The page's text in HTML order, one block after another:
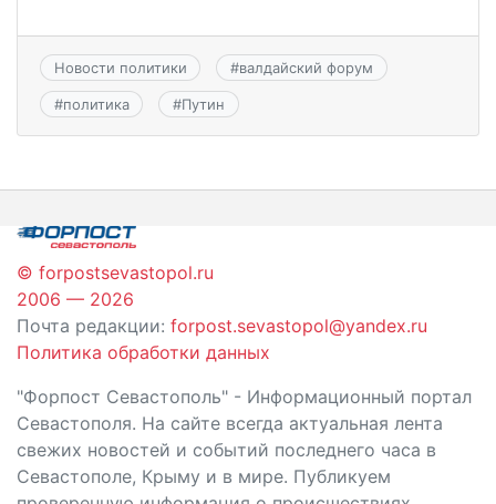
Новости политики #валдайский форум
#политика #Путин
© forpostsevastopol.ru
2006 — 2026
Почта редакции: forpost.sevastopol@yandex.ru
Политика обработки данных
"Форпост Севастополь" - Информационный портал
Севастополя. На сайте всегда актуальная лента
свежих новостей и событий последнего часа в
Севастополе, Крыму и в мире. Публикуем